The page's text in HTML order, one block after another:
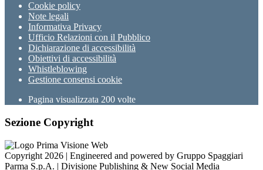
Cookie policy
Note legali
Informativa Privacy
Ufficio Relazioni con il Pubblico
Dichiarazione di accessibilità
Obiettivi di accessibilità
Whistleblowing
Gestione consensi cookie
Pagina visualizzata 200 volte
Sezione Copyright
Copyright 2026 | Engineered and powered by Gruppo Spaggiari
Parma S.p.A. | Divisione Publishing & New Social Media